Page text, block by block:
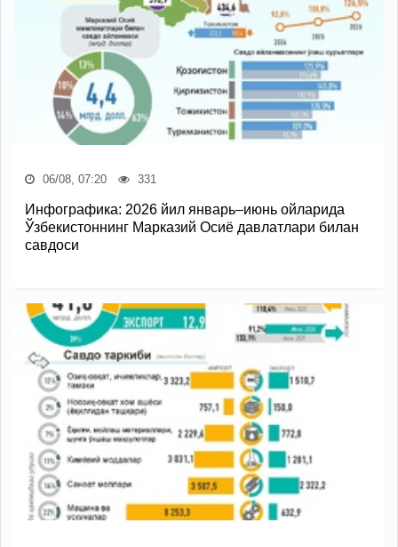
06/08, 07:20 331
Инфографика: 2026 йил январь–июнь ойларида
Ўзбекистоннинг Марказий Осиё давлатлари билан
савдоси